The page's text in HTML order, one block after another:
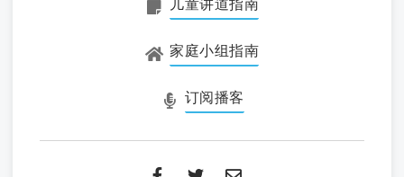
家庭小组指南
订阅播客